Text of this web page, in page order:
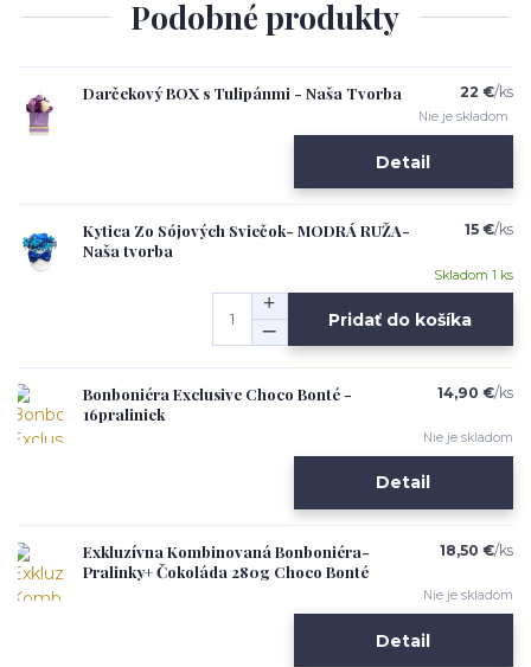
Podobné produkty
Darčekový BOX s Tulipánmi - Naša Tvorba 22 €/ks
Nie je skladom
Detail
Kytica Zo Sójových Sviečok- MODRÁ RUŽA-
Naša tvorba
15 €/ks
Skladom 1 ks
Pridať do košíka
Bonboniéra Exclusive Choco Bonté -
16praliniek
14,90 €/ks
Nie je skladom
Detail
Exkluzívna Kombinovaná Bonboniéra-
Pralinky+ Čokoláda 280g Choco Bonté
18,50 €/ks
Nie je skladom
Detail